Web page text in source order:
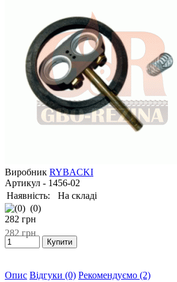
Виробник RYBACKI
Артикул - 1456-02
Наявність:
На складі
(0)
282 грн
282грн
Опис Відгуки (0) Рекомендуємо (2)